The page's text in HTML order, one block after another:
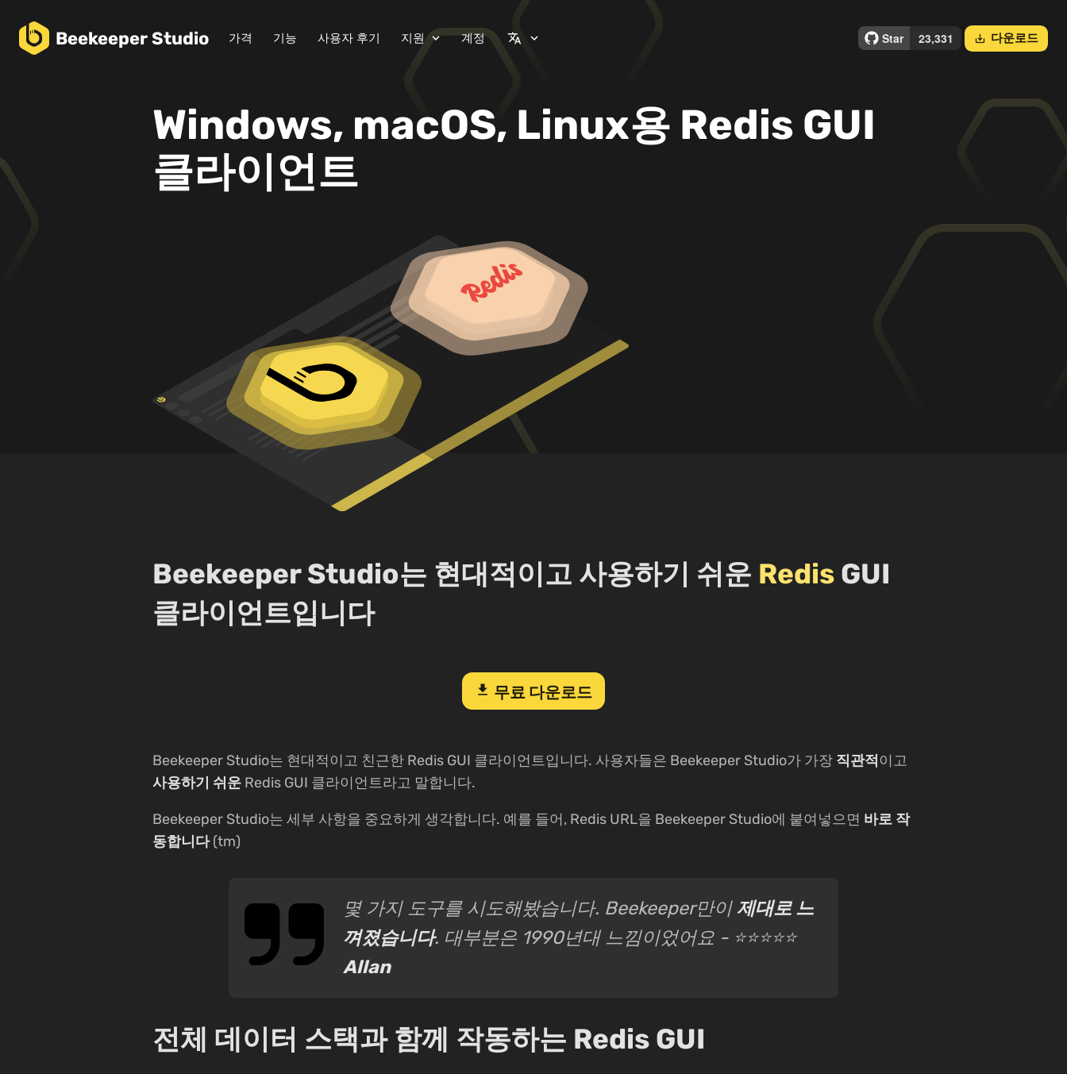
BeekeeperStudio 가격 기능 사용자 후기 지원 expand_more 계정 translate expand_more save_alt 다운로드
Windows, macOS, Linux용 Redis GUI
클라이언트
Beekeeper Studio는 현대적이고 사용하기 쉬운 Redis GUI
클라이언트입니다
download 무료 다운로드
Beekeeper Studio는 현대적이고 친근한 Redis GUI 클라이언트입니다. 사용자들은 Beekeeper Studio가 가장 직관적이고
사용하기 쉬운 Redis GUI 클라이언트라고 말합니다.
Beekeeper Studio는 세부 사항을 중요하게 생각합니다. 예를 들어, Redis URL을 Beekeeper Studio에 붙여넣으면 바로 작
동합니다(tm)
몇 가지 도구를 시도해봤습니다. Beekeeper만이제대로 느
껴졌습니다. 대부분은 1990년대 느낌이었어요 - ⭐⭐⭐⭐⭐
Allan
전체 데이터 스택과 함께 작동하는 Redis GUI